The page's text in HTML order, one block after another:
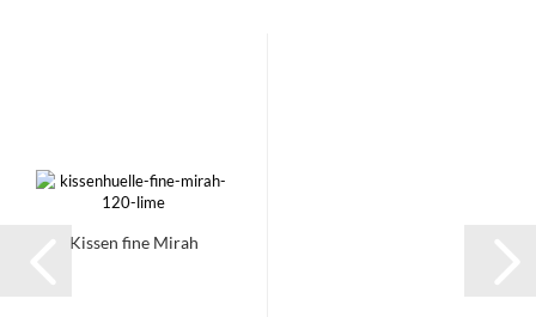
Kissen fine Mirah